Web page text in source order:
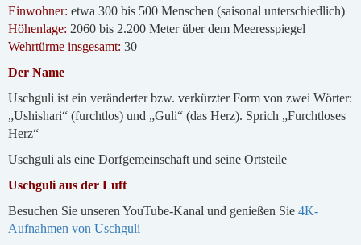
Einwohner: etwa 300 bis 500 Menschen (saisonal unterschiedlich)
Höhenlage: 2060 bis 2.200 Meter über dem Meeresspiegel
Wehrtürme insgesamt: 30
Der Name
Uschguli ist ein veränderter bzw. verkürzter Form von zwei Wörter:
„Ushishari“ (furchtlos) und „Guli“ (das Herz). Sprich „Furchtloses
Herz“
Uschguli als eine Dorfgemeinschaft und seine Ortsteile
Uschguli aus der Luft
Besuchen Sie unseren YouTube-Kanal und genießen Sie 4K-
Aufnahmen von Uschguli